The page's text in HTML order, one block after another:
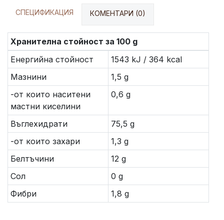
СПЕЦИФИКАЦИЯ КОМЕНТАРИ (0)
Хранителна стойност за 100 g
Енергийна стойност
1543 kJ / 364 kcal
Мазнини
1,5 g
-от които наситени
мастни киселини
0,6 g
Въглехидрати
75,5 g
-от които захари
1,3 g
Белтъчини
12 g
Сол
0 g
Фибри
1,8 g